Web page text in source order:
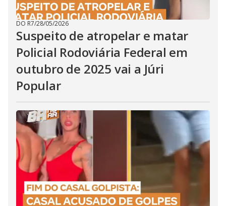
DO R7/28/05/2026
Suspeito de atropelar e matar
Policial Rodoviária Federal em
outubro de 2025 vai a Júri
Popular